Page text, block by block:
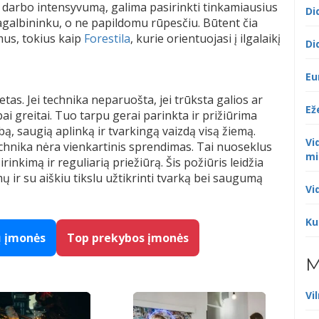
intensyvumą, galima pasirinkti tinkamiausius
o ne papildomu rūpesčiu. Būtent čia
tokius kaip Forestila, kurie orientuojasi į ilgalaikį
Jei technika neparuošta, jei trūksta galios ar
greitai. Tuo tarpu gerai parinkta ir prižiūrima
saugią aplinką ir tvarkingą vaizdą visą žiemą.
nėra vienkartinis sprendimas. Tai nuoseklus
ir reguliarią priežiūrą. Šis požiūris leidžia
ir su aiškiu tikslu užtikrinti tvarką bei saugumą
įmonės Top prekybos įmonės